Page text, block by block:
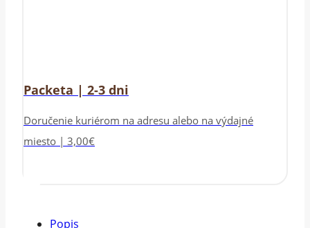
Packeta | 2-3 dni
Doručenie kuriérom na adresu alebo na výdajné
miesto | 3,00€
Popis